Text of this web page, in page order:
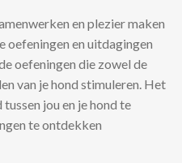
en plezier maken
oefeningen en uitdagingen
oefeningen die zowel de
van je hond stimuleren. Het
jou en je hond te
te ontdekken